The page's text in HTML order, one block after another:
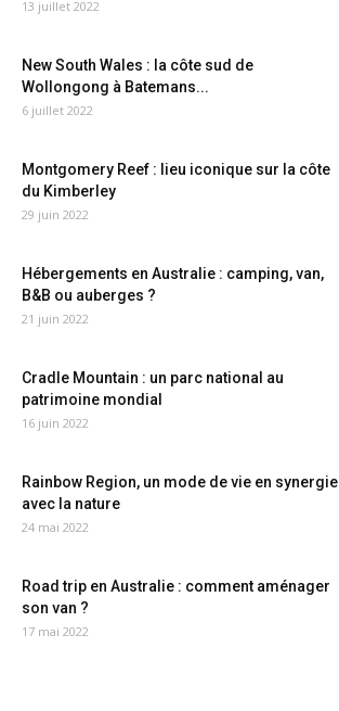
13 juillet 2022
New South Wales : la côte sud de
Wollongong à Batemans...
6 juillet 2022
Montgomery Reef : lieu iconique sur la côte
du Kimberley
29 juin 2022
Hébergements en Australie : camping, van,
B&B ou auberges ?
21 juin 2022
Cradle Mountain : un parc national au
patrimoine mondial
16 juin 2022
Rainbow Region, un mode de vie en synergie
avec la nature
24 mai 2022
Road trip en Australie : comment aménager
son van ?
17 mai 2022